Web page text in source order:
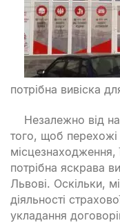
потрібна вивіска
Незалежно від
того, щоб перехожі
місцезнаходження,
потрібна яскрава
Львові. Оскільки,
діяльності
укладання